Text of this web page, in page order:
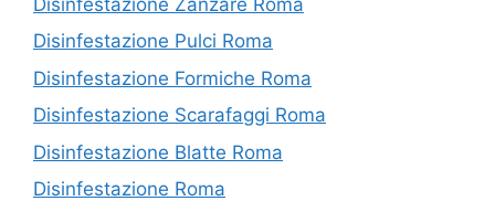
Disinfestazione Pulci Roma
Disinfestazione Formiche Roma
Disinfestazione Scarafaggi Roma
Disinfestazione Blatte Roma
Disinfestazione Roma